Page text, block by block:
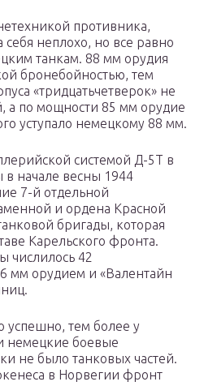
противника,
себя неплохо, но все равно
танкам. 88 мм орудия
бронебойностью, тем
«тридцатьчетверок» не
а по мощности 85 мм орудие
уступало немецкому 88 мм.
системой Д-5Т в
в начале весны 1944
7-й отдельной
и ордена Красной
бригады, которая
Карельского фронта.
числилось 42
мм орудием и «Валентайн
успешно, тем более у
немецкие боевые
не было танковых частей.
в Норвегии фронт